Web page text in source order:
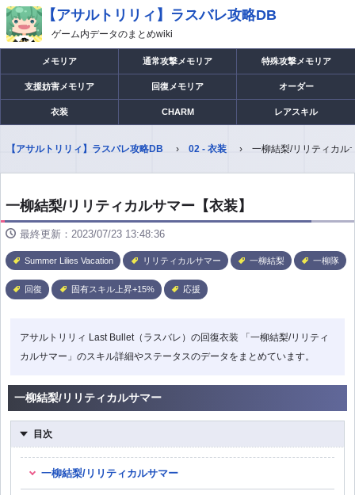
【アサルトリリィ】ラスバレ攻略DB
ゲーム内データのまとめwiki
メモリア 通常攻撃メモリア 特殊攻撃メモリア
支援妨害メモリア 回復メモリア オーダー
衣装 CHARM レアスキル
【アサルトリリィ】ラスバレ攻略DB 02 - 衣装 一柳結梨/リリティカル
一柳結梨/リリティカルサマー【衣装】
最終更新：2023/07/23 13:48:36
Summer Lilies Vacation リリティカルサマー 一柳結梨 一柳隊
回復 固有スキル上昇+15% 応援
アサルトリリィ Last Bullet（ラスバレ）の回復衣装 「一柳結梨/リリティ
カルサマー」のスキル詳細やステータスのデータをまとめています。
一柳結梨/リリティカルサマー
目次
一柳結梨/リリティカルサマー